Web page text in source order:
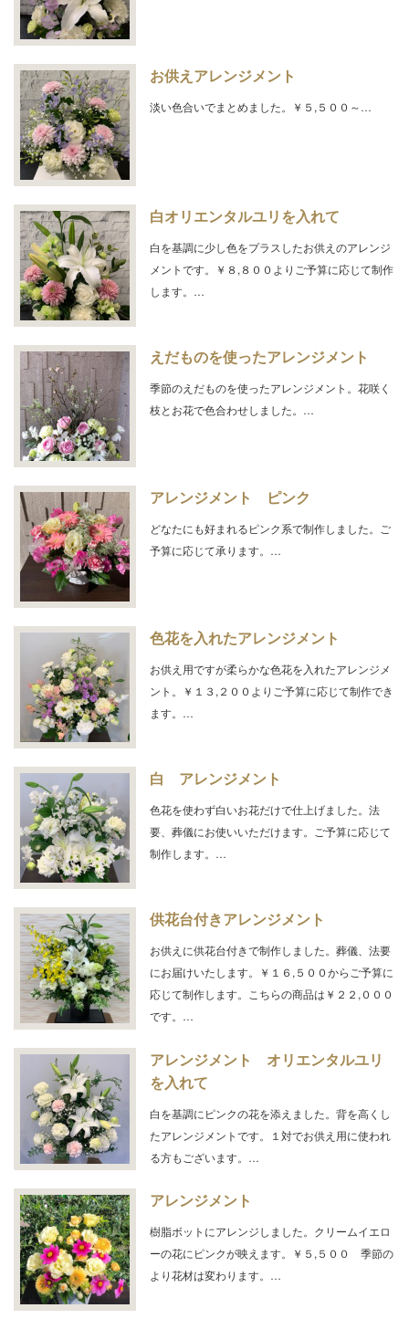
お供えアレンジメント
淡い色合いでまとめました。￥５,５００～…
白オリエンタルユリを入れて
白を基調に少し色をプラスしたお供えのアレンジ
メントです。￥８,８００よりご予算に応じて制作
します。…
えだものを使ったアレンジメント
季節のえだものを使ったアレンジメント。花咲く
枝とお花で色合わせしました。…
アレンジメント ピンク
どなたにも好まれるピンク系で制作しました。ご
予算に応じて承ります。…
色花を入れたアレンジメント
お供え用ですが柔らかな色花を入れたアレンジメ
ント。￥１３,２００よりご予算に応じて制作でき
ます。…
白 アレンジメント
色花を使わず白いお花だけで仕上げました。法
要、葬儀にお使いいただけます。ご予算に応じて
制作します。…
供花台付きアレンジメント
お供えに供花台付きで制作しました。葬儀、法要
にお届けいたします。￥１６,５００からご予算に
応じて制作します。こちらの商品は￥２２,０００
です。…
アレンジメント オリエンタルユリ
を入れて
白を基調にピンクの花を添えました。背を高くし
たアレンジメントです。１対でお供え用に使われ
る方もございます。…
アレンジメント
樹脂ボットにアレンジしました。クリームイエロ
ーの花にピンクが映えます。￥５,５００ 季節の
より花材は変わります。…